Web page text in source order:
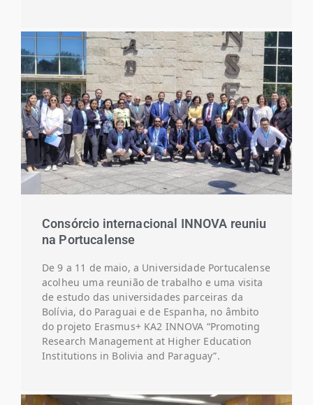
Consórcio internacional INNOVA reuniu
na Portucalense
De 9 a 11 de maio, a Universidade Portucalense
acolheu uma reunião de trabalho e uma visita
de estudo das universidades parceiras da
Bolívia, do Paraguai e de Espanha, no âmbito
do projeto Erasmus+ KA2 INNOVA “Promoting
Research Management at Higher Education
Institutions in Bolivia and Paraguay”.